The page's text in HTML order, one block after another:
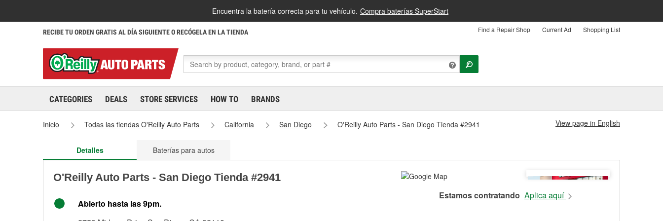
Encuentra la batería correcta para tu vehículo. Compra baterías SuperStart
RECIBE TU ORDEN GRATIS AL DÍA SIGUIENTE O RECÓGELA EN LA TIENDA Find a Repair Shop Current Ad Shopping List
CATEGORIES DEALS STORE SERVICES HOW TO BRANDS
Inicio Todas las tiendas O'Reilly Auto Parts California San Diego O'Reilly Auto Parts - San Diego Tienda #2941 View page in English
Detalles Baterías para autos
O'Reilly Auto Parts - San Diego Tienda #2941
Abierto hasta las 9pm.
Estamos contratando Aplica aquí